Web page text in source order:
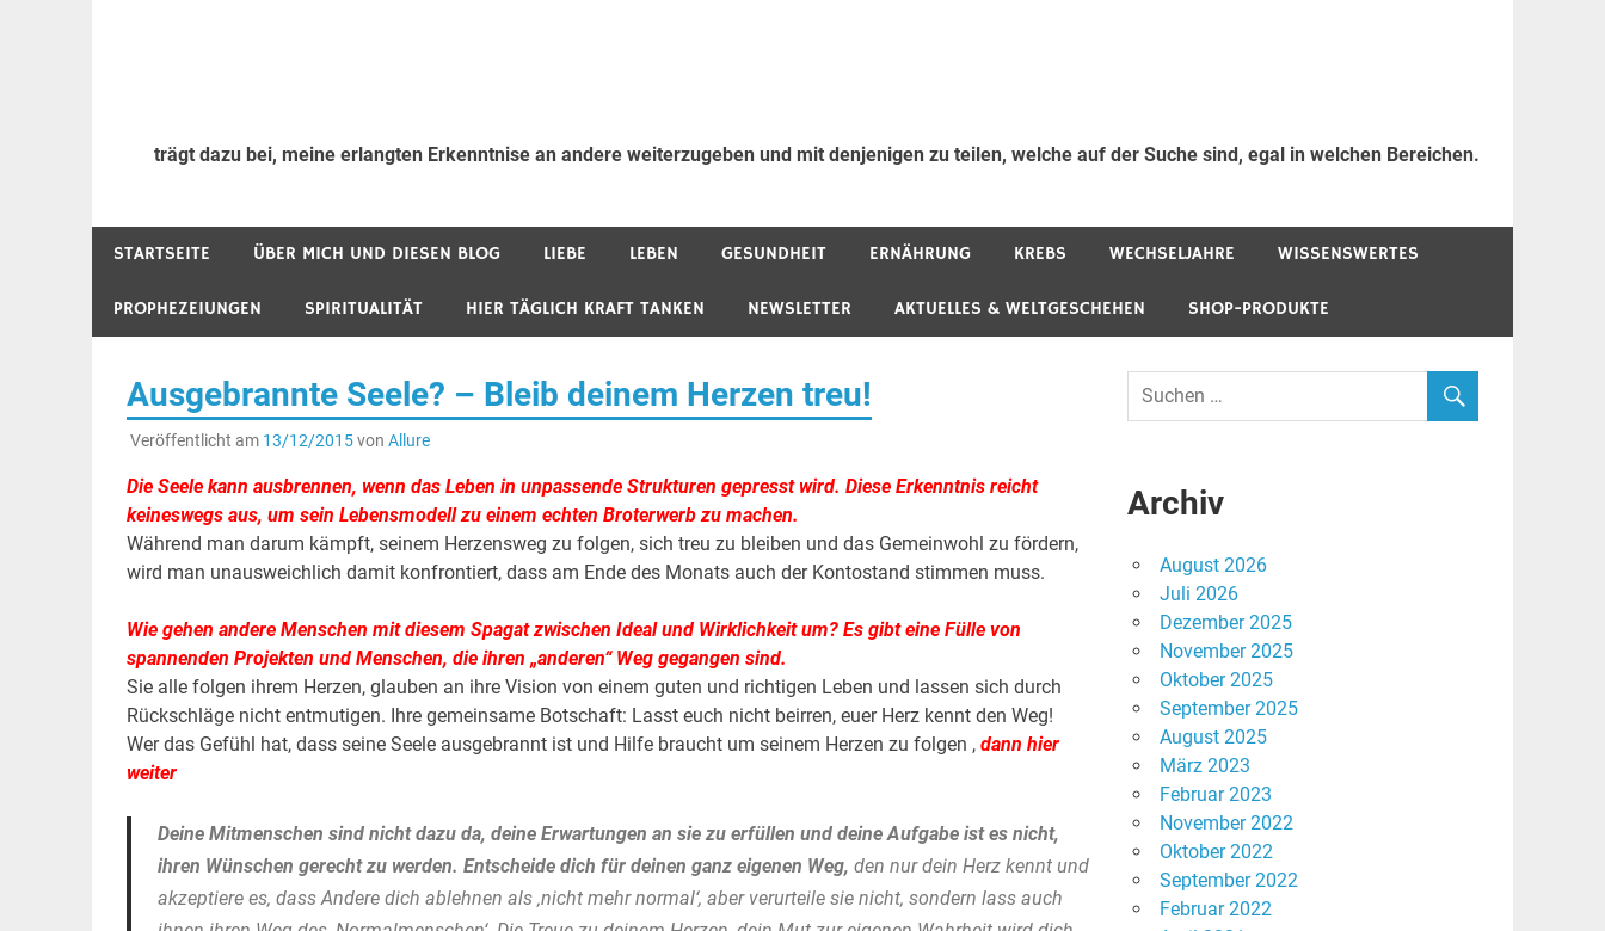
trägt dazu bei, meine erlangten Erkenntnise an andere weiterzugeben und mit denjenigen zu teilen, welche auf der Suche sind, egal in welchen Bereichen.
STARTSEITE ÜBER MICH UND DIESEN BLOG LIEBE LEBEN GESUNDHEIT ERNÄHRUNG KREBS WECHSELJAHRE WISSENSWERTES
PROPHEZEIUNGEN SPIRITUALITÄT HIER TÄGLICH KRAFT TANKEN NEWSLETTER AKTUELLES & WELTGESCHEHEN SHOP-PRODUKTE
Ausgebrannte Seele? – Bleib deinem Herzen treu!
Veröffentlicht am 13/12/2015von Allure
Die Seele kann ausbrennen, wenn das Leben in unpassende Strukturen gepresst wird. Diese Erkenntnis reicht
keineswegs aus, um sein Lebensmodell zu einem echten Broterwerb zu machen.
Während man darum kämpft, seinem Herzensweg zu folgen, sich treu zu bleiben und das Gemeinwohl zu fördern,
wird man unausweichlich damit konfrontiert, dass am Ende des Monats auch der Kontostand stimmen muss.
Wie gehen andere Menschen mit diesem Spagat zwischen Ideal und Wirklichkeit um? Es gibt eine Fülle von
spannenden Projekten und Menschen, die ihren „anderen“ Weg gegangen sind.
Sie alle folgen ihrem Herzen, glauben an ihre Vision von einem guten und richtigen Leben und lassen sich durch
Rückschläge nicht entmutigen. Ihre gemeinsame Botschaft: Lasst euch nicht beirren, euer Herz kennt den Weg!
Wer das Gefühl hat, dass seine Seele ausgebrannt ist und Hilfe braucht um seinem Herzen zu folgen , dann hier
weiter
Deine Mitmenschen sind nicht dazu da, deine Erwartungen an sie zu erfüllen und deine Aufgabe ist es nicht,
ihren Wünschen gerecht zu werden. Entscheide dich für deinen ganz eigenen Weg,den nur dein Herz kennt und
akzeptiere es, dass Andere dich ablehnen als ‚nicht mehr normal‘, aber verurteile sie nicht, sondern lass auch
Archiv
August 2026
Juli 2026
Dezember 2025
November 2025
Oktober 2025
September 2025
August 2025
März 2023
Februar 2023
November 2022
Oktober 2022
September 2022
Februar 2022